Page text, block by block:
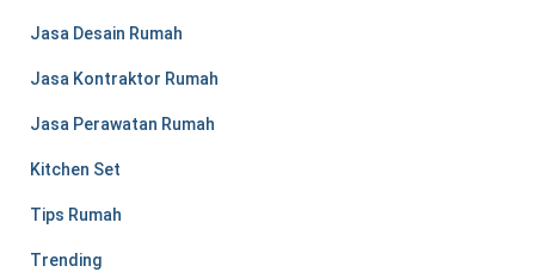
Jasa Desain Rumah
Jasa Kontraktor Rumah
Jasa Perawatan Rumah
Kitchen Set
Tips Rumah
Trending